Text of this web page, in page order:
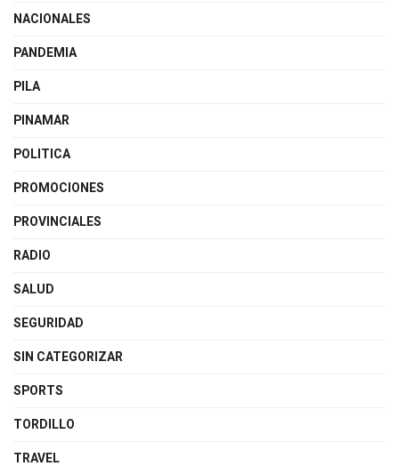
NACIONALES
PANDEMIA
PILA
PINAMAR
POLITICA
PROMOCIONES
PROVINCIALES
RADIO
SALUD
SEGURIDAD
SIN CATEGORIZAR
SPORTS
TORDILLO
TRAVEL